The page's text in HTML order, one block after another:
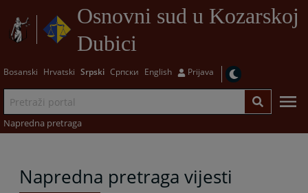
Osnovni sud u Kozarskoj
Dubici
Bosanski Hrvatski Srpski Српски English Prijava
Napredna pretraga
Napredna pretraga vijesti